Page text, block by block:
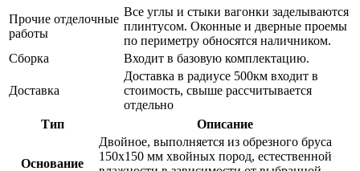
Прочие отделочные
работы
Все углы и стыки вагонки заделываются
плинтусом. Оконные и дверные проемы
по периметру обносятся наличником.
Сборка
Входит в базовую комплектацию.
Доставка
Доставка в радиусе 500км входит в
стоимость, свыше рассчитывается
отдельно
Тип
Описание
Основание
Двойное, выполняется из обрезного бруса
150х150 мм хвойных пород, естественной